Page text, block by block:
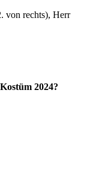
von rechts), Herr
2024?